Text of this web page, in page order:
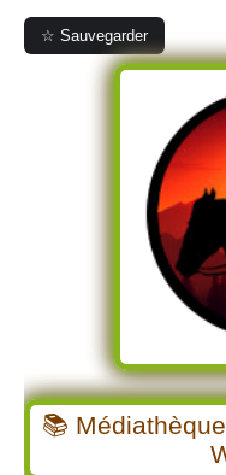
☆ Sauvegarder
📚